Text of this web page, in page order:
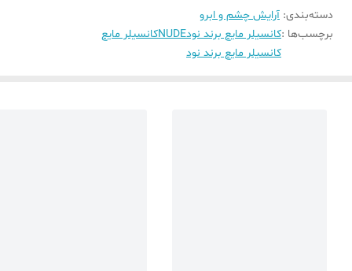
دسته‌بندی: آرایش چشم و ابرو
برچسب‌ها :کانسیلر مایع برند نودNUDE
کانسیلر مایع
کانسیلر مایع برند نود